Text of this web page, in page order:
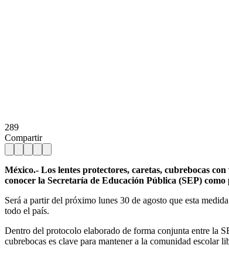
289
Compartir
México.- Los lentes protectores, caretas, cubrebocas
conocer la Secretaría de Educación Pública (SEP)
Será a partir del próximo lunes 30 de agosto que esta
todo el país.
Dentro del protocolo elaborado de forma conjunta entre la
cubrebocas es clave para mantener a la comunidad escolar